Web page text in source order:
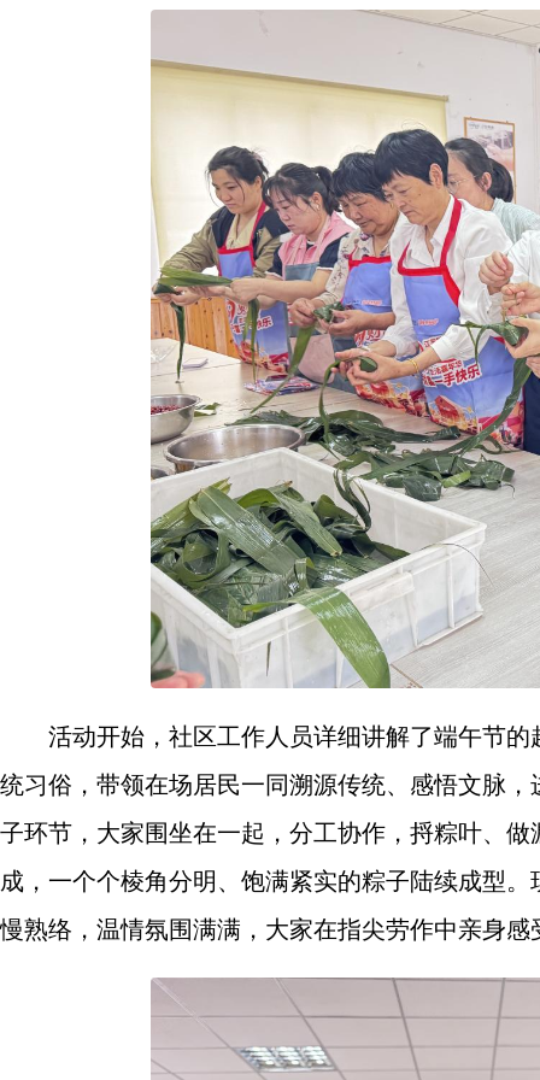
活动开始，社区工作人员详细讲解了端午节
统习俗，带领在场居民一同溯源传统、感悟文脉
子环节，大家围坐在一起，分工协作，捋粽叶、
成，一个个棱角分明、饱满紧实的粽子陆续成型
慢熟络，温情氛围满满，大家在指尖劳作中亲身感